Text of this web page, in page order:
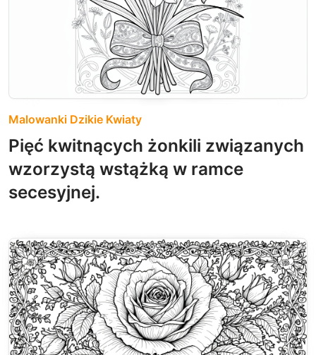
Malowanki Dzikie Kwiaty
Pięć kwitnących żonkili związanych
wzorzystą wstążką w ramce
secesyjnej.